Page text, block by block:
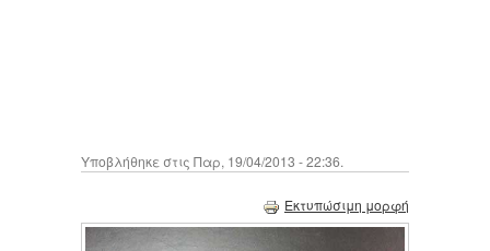
Υποβλήθηκε στις Παρ, 19/04/2013 - 22:36.
Εκτυπώσιμη μορφή